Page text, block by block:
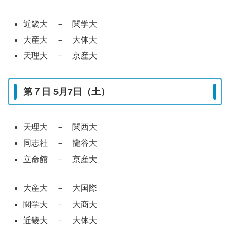
近畿大 － 関学大
大産大 － 大体大
天理大 － 京産大
第７日 5月7日（土）
天理大 － 関西大
同志社 － 龍谷大
立命館 － 京産大
大産大 － 大国際
関学大 － 大商大
近畿大 － 大体大